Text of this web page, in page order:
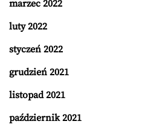
marzec 2022
luty 2022
styczeń 2022
grudzień 2021
listopad 2021
październik 2021